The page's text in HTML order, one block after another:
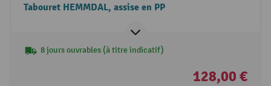
Tabouret HEMMDAL, assise en PP
8 jours ouvrables (à titre indicatif)
128,00 €